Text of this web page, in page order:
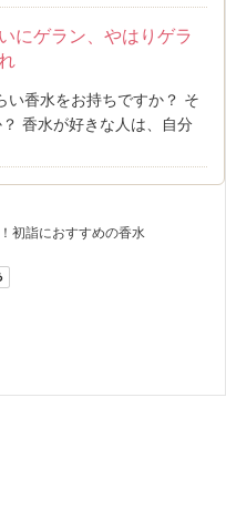
にゲラン、やはりゲラ
い香水をお持ちですか？ そ
香水が好きな人は、自分
初詣におすすめの香水